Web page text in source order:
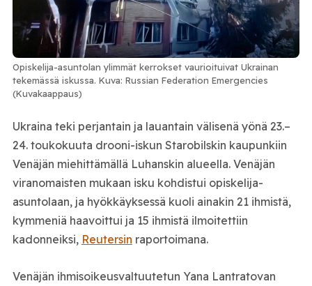
Opiskelija-asuntolan ylimmät kerrokset vaurioituivat Ukrainan
tekemässä iskussa. Kuva: Russian Federation Emergencies
(Kuvakaappaus)
Ukraina teki perjantain ja lauantain välisenä yönä 23.–
24. toukokuuta drooni-iskun Starobilskin kaupunkiin
Venäjän miehittämällä Luhanskin alueella. Venäjän
viranomaisten mukaan isku kohdistui opiskelija-
asuntolaan, ja hyökkäyksessä kuoli ainakin 21 ihmistä,
kymmeniä haavoittui ja 15 ihmistä ilmoitettiin
kadonneiksi, Reutersin raportoimana.
Venäjän ihmisoikeusvaltuutetun Yana Lantratovan